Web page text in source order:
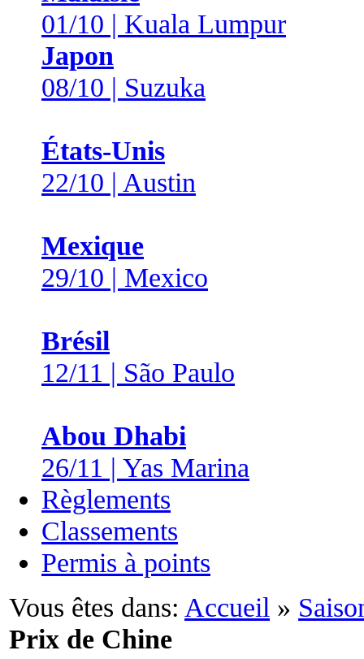
01/10 | Kuala Lumpur
Japon
08/10 | Suzuka
États-Unis
22/10 | Austin
Mexique
29/10 | Mexico
Brésil
12/11 | São Paulo
Abou Dhabi
26/11 | Yas Marina
Règlements
Classements
Permis à points
Vous êtes dans: Accueil »
Prix de Chine